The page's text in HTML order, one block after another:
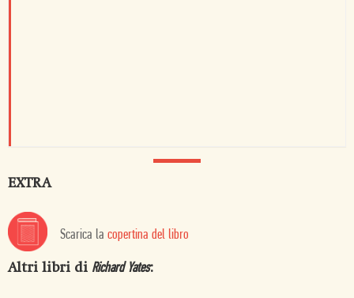
EXTRA
Scarica la copertina del libro
Altri libri di Richard Yates: